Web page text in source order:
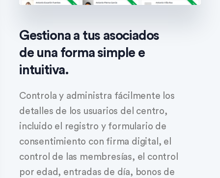
Gestiona a tus asociados
de una forma simple e
intuitiva.
Controla y administra fácilmente los
detalles de los usuarios del centro,
incluido el registro y formulario de
consentimiento con firma digital, el
control de las membresías, el control
por edad, entradas de día, bonos de